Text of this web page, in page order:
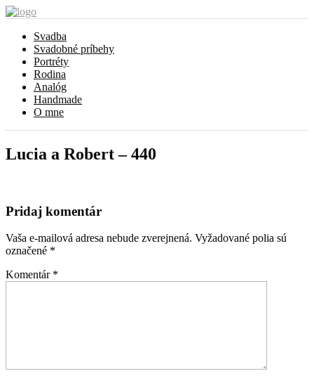
Svadba
Svadobné príbehy
Portréty
Rodina
Analóg
Handmade
O mne
Lucia a Robert – 440
Pridaj komentár
Vaša e-mailová adresa nebude zverejnená. Vyžadované polia sú
označené *
Komentár *